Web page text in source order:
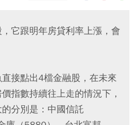
它跟明年房貸利率上漲，會
直接點出4檔金融股，在未來
指數持續往上走的情況下，
分別是：中國信託